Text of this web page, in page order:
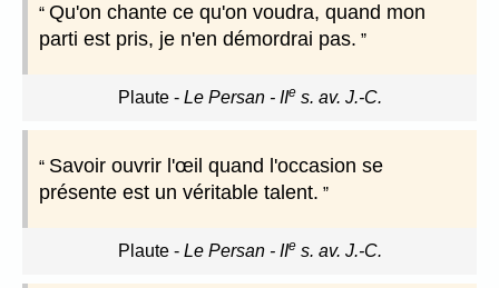
Qu'on chante ce qu'on voudra, quand mon
parti est pris, je n'en démordrai pas.
Plaute- Le Persan - IIes. av. J.-C.
Savoir ouvrir l'œil quand l'occasion se
présente est un véritable talent.
Plaute- Le Persan - IIes. av. J.-C.